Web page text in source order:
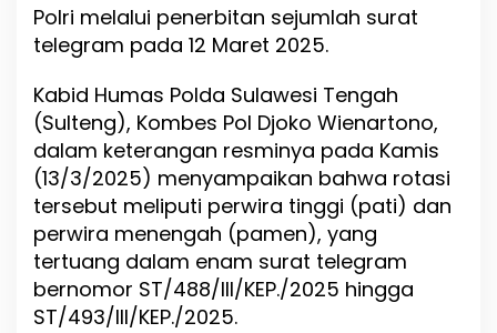
n
P
r
i
,
8
P
J
U
d
a
n
Polri melalui penerbitan sejumlah surat
telegram pada 12 Maret 2025.
Kabid Humas Polda Sulawesi Tengah
(Sulteng), Kombes Pol Djoko Wienartono,
dalam keterangan resminya pada Kamis
(13/3/2025) menyampaikan bahwa rotasi
tersebut meliputi perwira tinggi (pati) dan
perwira menengah (pamen), yang
tertuang dalam enam surat telegram
bernomor ST/488/III/KEP./2025 hingga
ST/493/III/KEP./2025.